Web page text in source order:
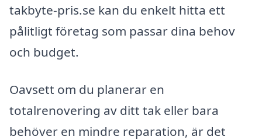
takbyte-pris.se kan du enkelt hitta ett
pålitligt företag som passar dina behov
och budget.
Oavsett om du planerar en
totalrenovering av ditt tak eller bara
behöver en mindre reparation, är det